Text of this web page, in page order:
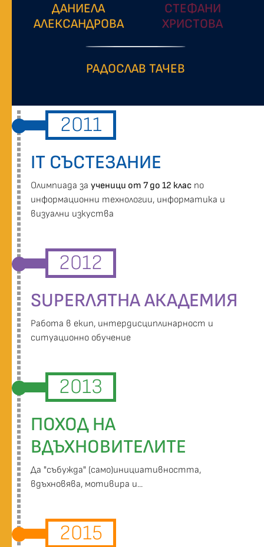
ДАНИЕЛА
АЛЕКСАНДРОВА
СТЕФАНИ
ХРИСТОВА
РАДОСЛАВ ТАЧЕВ
2011
IT СЪСТЕЗАНИЕ
Oлимпиада за ученици от 7 до 12 клас по
информационни технологии, информатика и
визуални изкуства
2012
SUPERЛЯТНА АКАДЕМИЯ
Работа в екип, интердисциплинарност и
ситуационно обучение
2013
ПОХОД НА
ВДЪХНОВИТЕЛИТЕ
Да "събужда" (само)инициативността,
вдъхновява, мотивира и...
2015